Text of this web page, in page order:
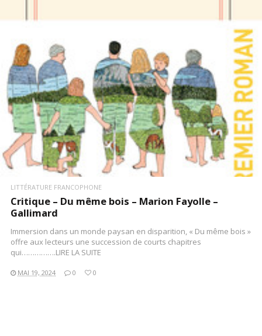
LITTÉRATURE FRANCOPHONE
Critique – Du même bois – Marion Fayolle –
Gallimard
Immersion dans un monde paysan en disparition, « Du même bois »
offre aux lecteurs une succession de courts chapitres
qui…………….LIRE LA SUITE
MAI 19, 2024 0 0